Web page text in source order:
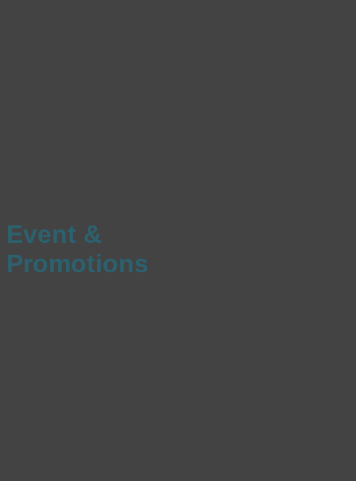
Event &
Promotions